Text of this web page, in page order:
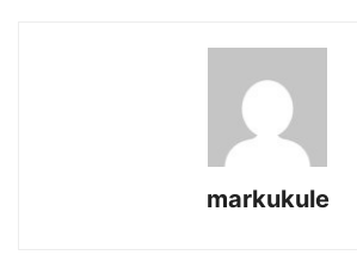
markukule